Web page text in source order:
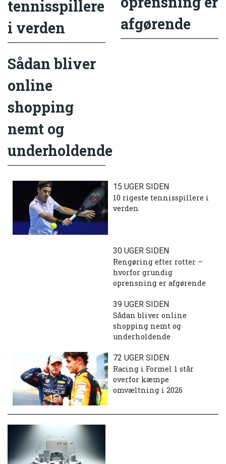
tennisspillere
i verden
afgørende
Sådan bliver
online
shopping
nemt og
underholdende
15 UGER SIDEN
10 rigeste tennisspillere i
verden
30 UGER SIDEN
Rengøring efter rotter –
hvorfor grundig
oprensning er afgørende
39 UGER SIDEN
Sådan bliver online
shopping nemt og
underholdende
72 UGER SIDEN
Racing i Formel 1 står
overfor kæmpe
omvæltning i 2026